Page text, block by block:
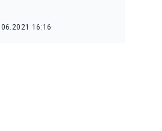
16:16